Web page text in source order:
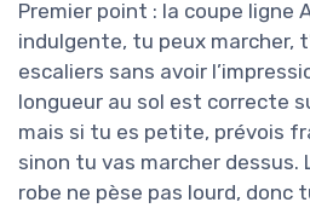
Premier point : la coupe ligne
indulgente, tu peux marcher,
escaliers sans avoir
longueur au sol est correcte
mais si tu es petite, prévois
sinon tu vas marcher dessus.
robe ne pèse pas lourd, donc